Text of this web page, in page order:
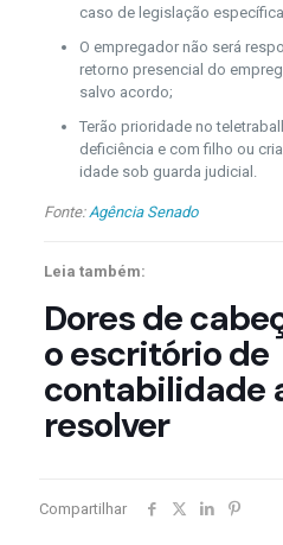
caso de legislação
O empregador não será
retorno presencial do
salvo acordo;
Terão prioridade no
deficiência e com filho ou
idade sob guarda judicial.
Fonte: Agência Senado
Leia também:
Dores de
o escritório de
contabilidade
resolver
Compartilhar